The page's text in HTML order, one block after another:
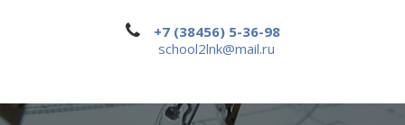
+7 (38456) 5-36-98
school2lnk@mail.ru